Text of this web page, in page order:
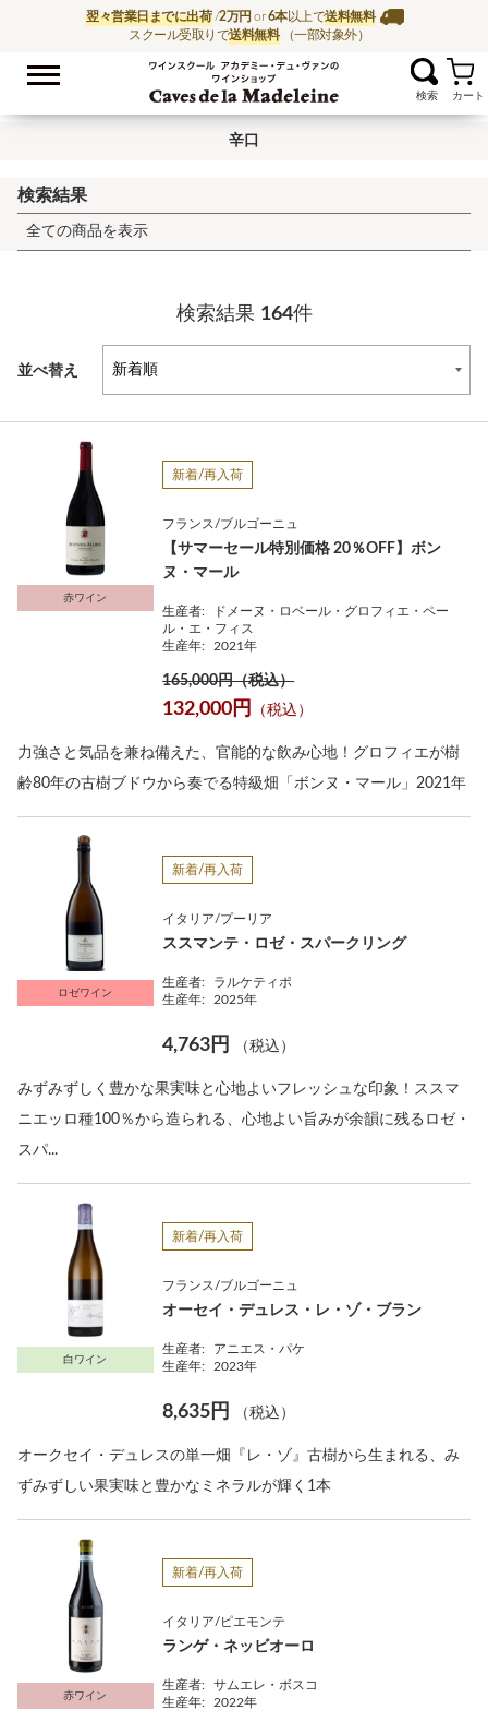
翌々営業日までに出荷/2万円 or6本以上で送料無料
スクール受取りで送料無料 （一部対象外）
ワイン通販ならワイ
お気に入
辛口
検索結果
全ての商品を表示
検索結果 164件
並べ替え
赤ワイン
新着/再入荷
フランス/ブルゴーニュ
【サマーセール特別価格 20％OFF】ボン
ヌ・マール
生産者:
ドメーヌ・ロベール・グロフィエ・ペー
ル・エ・フィス
生産年:
2021年
165,000円（税込）
132,000円 （税込）
力強さと気品を兼ね備えた、官能的な飲み心地！グロフィエが樹
齢80年の古樹ブドウから奏でる特級畑「ボンヌ・マール」2021年
ロゼワイン
新着/再入荷
イタリア/プーリア
ススマンテ・ロゼ・スパークリング
生産者:
ラルケティポ
生産年:
2025年
4,763円 （税込）
みずみずしく豊かな果実味と心地よいフレッシュな印象！ススマ
ニエッロ種100％から造られる、心地よい旨みが余韻に残るロゼ・
スパ...
白ワイン
新着/再入荷
フランス/ブルゴーニュ
オーセイ・デュレス・レ・ゾ・ブラン
生産者:
アニエス・パケ
生産年:
2023年
8,635円 （税込）
オークセイ・デュレスの単一畑『レ・ゾ』古樹から生まれる、み
ずみずしい果実味と豊かなミネラルが輝く1本
赤ワイン
新着/再入荷
イタリア/ピエモンテ
ランゲ・ネッビオーロ
生産者:
サムエレ・ボスコ
生産年:
2022年